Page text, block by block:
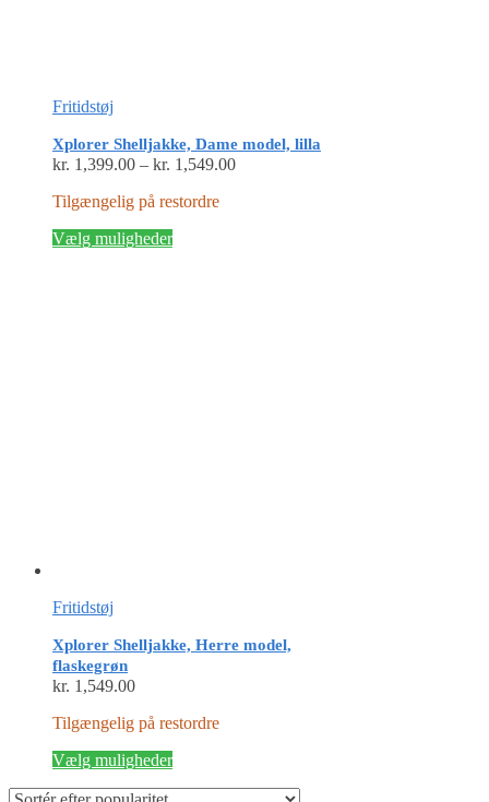
Fritidstøj
Xplorer Shelljakke, Dame model, lilla
kr. 1,399.00 – kr. 1,549.00Prisinterval:
Tilgængelig på restordre
Vælg mulighederDette
Fritidstøj
Xplorer Shelljakke, Herre model,
flaskegrøn
kr. 1,549.00
Tilgængelig på restordre
Vælg mulighederDette